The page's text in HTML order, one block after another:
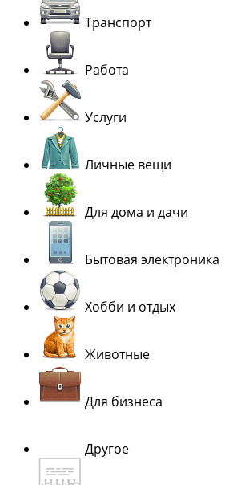
Транспорт
Работа
Услуги
Личные вещи
Для дома и дачи
Бытовая электроника
Хобби и отдых
Животные
Для бизнеса
Другое